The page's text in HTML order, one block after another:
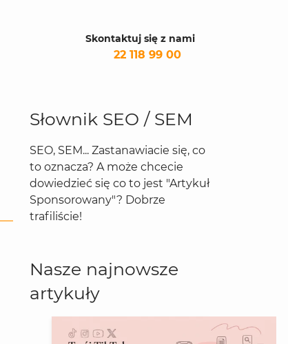
Skontaktuj się z nami
22 118 99 00
Słownik SEO / SEM
SEO, SEM... Zastanawiacie się, co
to oznacza? A może chcecie
dowiedzieć się co to jest "Artykuł
Sponsorowany"? Dobrze
trafiliście!
Nasze najnowsze
artykuły